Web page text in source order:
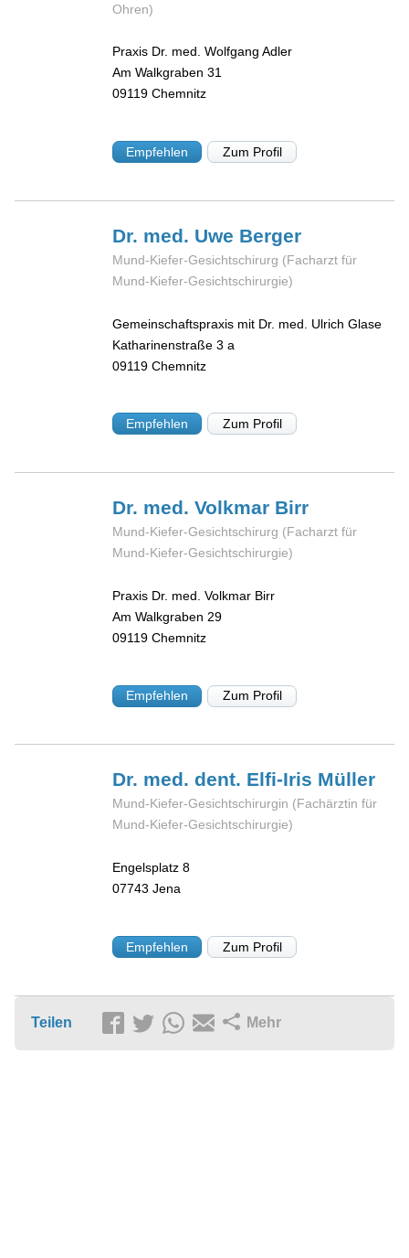
Ohren)
Praxis Dr. med. Wolfgang Adler
Am Walkgraben 31
09119 Chemnitz
Empfehlen Zum Profil
Dr. med. Uwe Berger
Mund-Kiefer-Gesichtschirurg (Facharzt für
Mund-Kiefer-Gesichtschirurgie)
Gemeinschaftspraxis mit Dr. med. Ulrich Glase
Katharinenstraße 3 a
09119 Chemnitz
Empfehlen Zum Profil
Dr. med. Volkmar Birr
Mund-Kiefer-Gesichtschirurg (Facharzt für
Mund-Kiefer-Gesichtschirurgie)
Praxis Dr. med. Volkmar Birr
Am Walkgraben 29
09119 Chemnitz
Empfehlen Zum Profil
Dr. med. dent. Elfi-Iris Müller
Mund-Kiefer-Gesichtschirurgin (Fachärztin für
Mund-Kiefer-Gesichtschirurgie)
Engelsplatz 8
07743 Jena
Empfehlen Zum Profil
Teilen Mehr